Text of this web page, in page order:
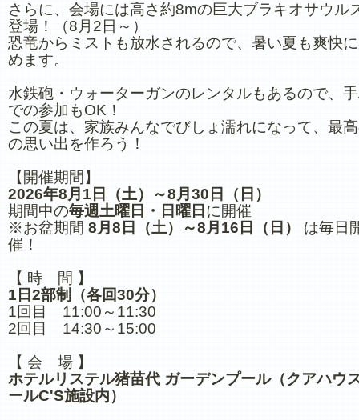
さらに、会場には高さ約8mの巨大ブラキオサウル
登場！（8月2日～）
恐竜からミストも放水されるので、暑い夏も爽快
めます。
水鉄砲・ウォーターガンのレンタルもあるので、
での参加もOK！
この夏は、家族みんなでびしょ濡れになって、最
の思い出を作ろう！
【開催期間】
2026年8月1日（土）～8月30日（日）
期間中の毎週土曜日・日曜日 に開催
※お盆期間 8月8日（土）～8月16日（日）
は毎日
催！
【 時 間 】
1日2部制（各回30分）
1回目 11:00～11:30
2回目 14:30～15:00
【 会 場 】
ホテルリステル猪苗代 ガーデンプール（クアハウ
ールC'S施設内）